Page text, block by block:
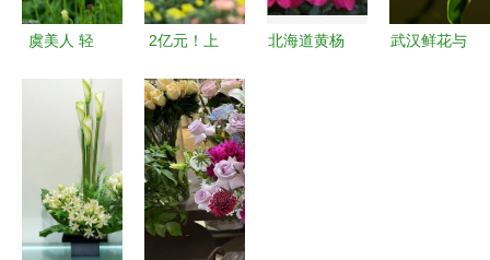
虞美人 轻
意画魂
2亿元！上
侍弄花草实
现高产
出，“特色
农产品”做
成了商品花
北海道黄杨
武汉鲜花与